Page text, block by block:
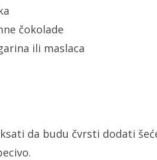
čokolade
ili maslaca
da budu čvrsti dodati